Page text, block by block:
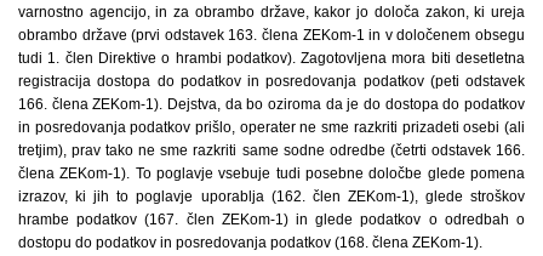
varnostno agencijo, in za obrambo države, kakor jo določa zakon, ki ureja
obrambo države (prvi odstavek 163. člena ZEKom-1 in v določenem obsegu
tudi 1. člen Direktive o hrambi podatkov). Zagotovljena mora biti desetletna
registracija dostopa do podatkov in posredovanja podatkov (peti odstavek
166. člena ZEKom-1). Dejstva, da bo oziroma da je do dostopa do podatkov
in posredovanja podatkov prišlo, operater ne sme razkriti prizadeti osebi (ali
tretjim), prav tako ne sme razkriti same sodne odredbe (četrti odstavek 166.
člena ZEKom-1). To poglavje vsebuje tudi posebne določbe glede pomena
izrazov, ki jih to poglavje uporablja (162. člen ZEKom-1), glede stroškov
hrambe podatkov (167. člen ZEKom-1) in glede podatkov o odredbah o
dostopu do podatkov in posredovanja podatkov (168. člena ZEKom-1).